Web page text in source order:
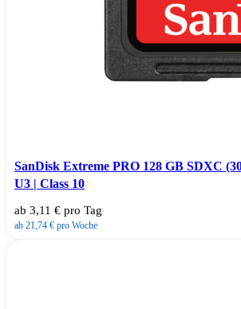
SanDisk Extreme PRO 128 GB SDXC
U3 | Class 10
ab 3,11 € pro Tag
ab 21,74 € pro Woche